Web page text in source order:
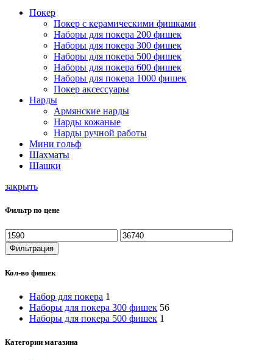
Покер
Покер с керамическими фишками
Наборы для покера 200 фишек
Наборы для покера 300 фишек
Наборы для покера 500 фишек
Наборы для покера 600 фишек
Наборы для покера 1000 фишек
Покер аксессуары
Нарды
Армянские нарды
Нарды кожаные
Нарды ручной работы
Мини гольф
Шахматы
Шашки
закрыть
Фильтр по цене
Минимальная
цена
Максимальная
цена
Фильтрация
Кол-во фишек
Набор для покера 1
Наборы для покера 300 фишек 56
Наборы для покера 500 фишек 1
Категории магазина